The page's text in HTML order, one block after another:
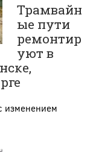
Трамвайн
ые пути
ремонтир
уют в
изменением